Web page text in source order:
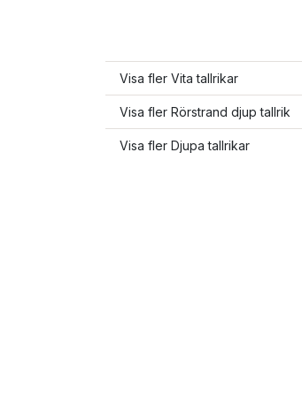
Visa fler Vita tallrikar
Visa fler Rörstrand djup tallrik
Visa fler Djupa tallrikar